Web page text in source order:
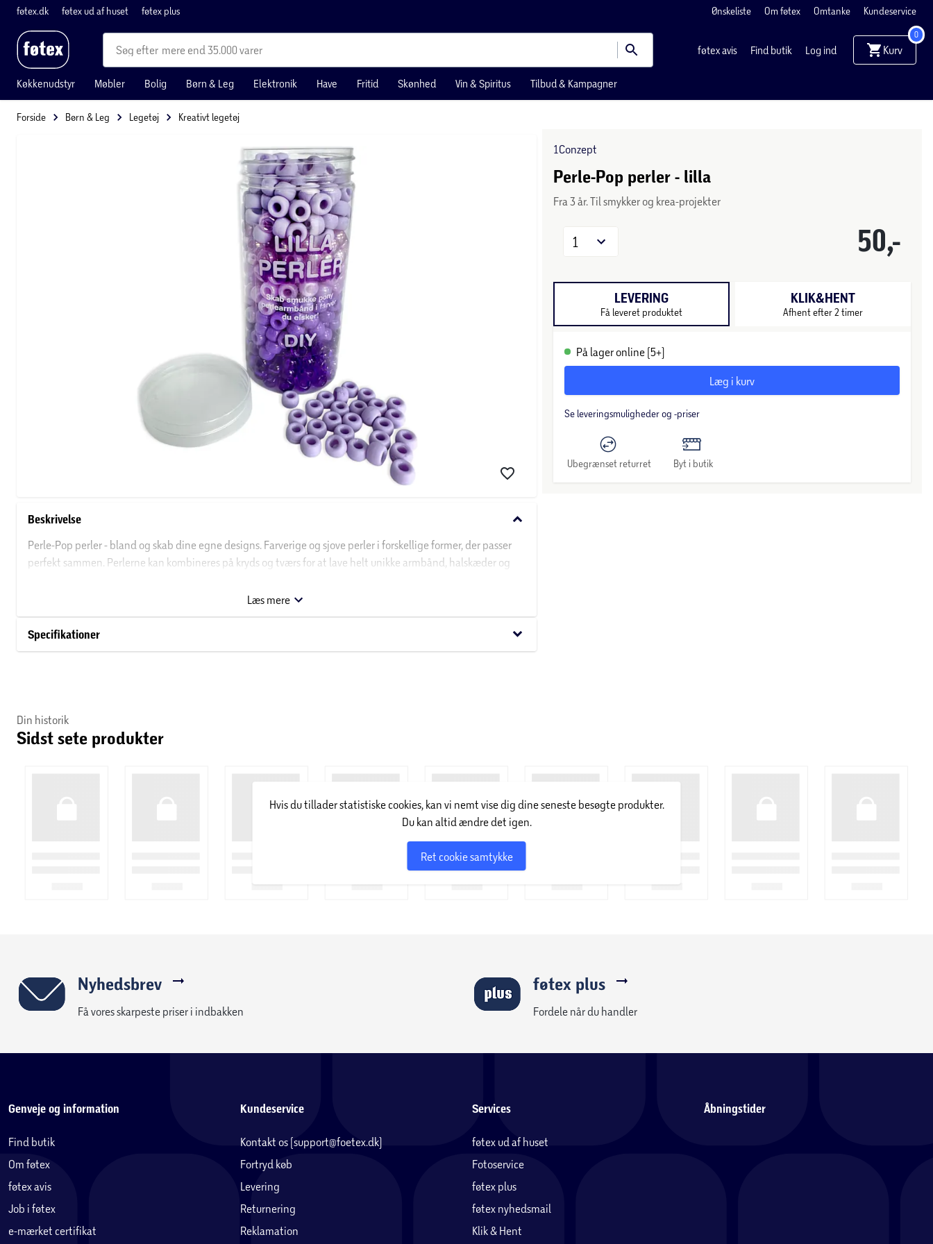
føtex.dk føtex ud af huset føtex plus Ønskeliste Om føtex Omtanke Kundeservice
mere end 35.000 varer føtex avis Find butik Log ind Kurv
0
Køkkenudstyr Møbler Bolig Børn & Leg Elektronik Have Fritid Skønhed Vin & Spiritus Tilbud & Kampagner
Forside Børn & Leg Legetøj Kreativt legetøj
Beskrivelse keyboard_arrow_down
Perle-Pop perler - bland og skab dine egne designs. Farverige og sjove perler i forskellige former, der passer
perfekt sammen. Perlerne kan kombineres på kryds og tværs for at lave helt unikke armbånd, halskæder og
Læs mere
Specifikationer keyboard_arrow_down
1Conzept
Perle-Pop perler - lilla
Fra 3 år. Til smykker og krea-projekter
50,-
1
LEVERING
Få leveret produktet
KLIK&HENT
Afhent efter 2 timer
På lager online (5+)
Læg i kurv
Se leveringsmuligheder og -priser
Ubegrænset returret Byt i butik
Din historik
Sidst sete produkter
Hvis du tillader statistiske cookies, kan vi nemt vise dig dine seneste besøgte produkter.
Du kan altid ændre det igen.
Ret cookie samtykke
Nyhedsbrev
Få vores skarpeste priser i indbakken
føtex plus
Fordele når du handler
Genveje og information
Find butik
Om føtex
føtex avis
Job i føtex
e-mærket certifikat
Kundeservice
Kontakt os (support@foetex.dk)
Fortryd køb
Levering
Returnering
Reklamation
Services
føtex ud af huset
Fotoservice
føtex plus
føtex nyhedsmail
Klik & Hent
Åbningstider